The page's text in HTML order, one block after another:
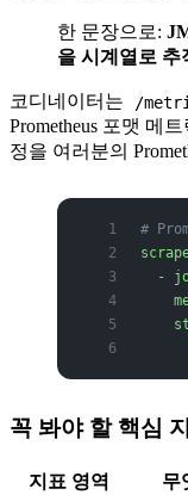
한 문장으로:
을 시계열로 추
코디네이터는 /
Prometheus 포맷 메
정을 여러분의
#
  -
꼭 봐야 할 핵심
지표 영역 무